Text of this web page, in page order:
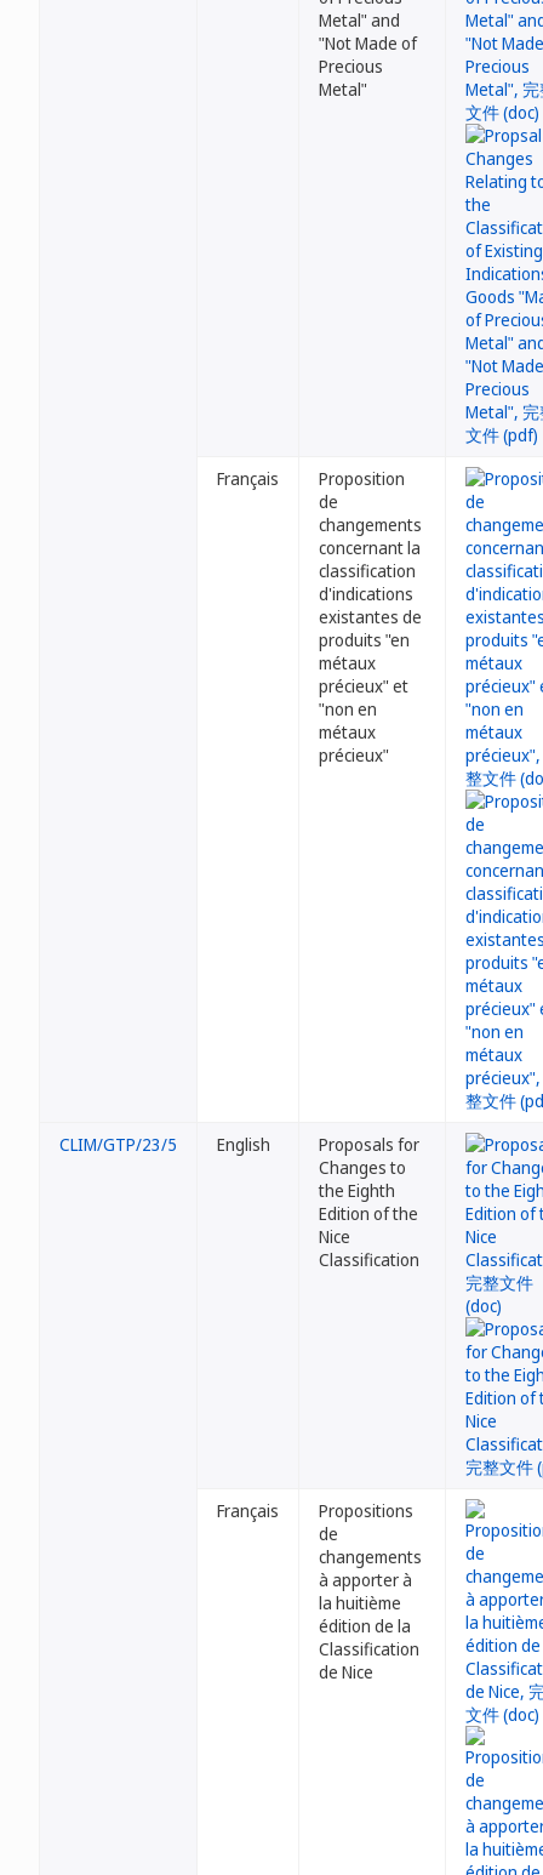
Metal" and
"Not Made of
Precious
Metal"
Français
Proposition
de
changements
concernant la
classification
d'indications
existantes de
produits "en
métaux
précieux" et
"non en
métaux
précieux"
CLIM/GTP/23/5 English
Proposals for
Changes to
the Eighth
Edition of the
Nice
Classification
Français
Propositions
de
changements
à apporter à
la huitième
édition de la
Classification
de Nice